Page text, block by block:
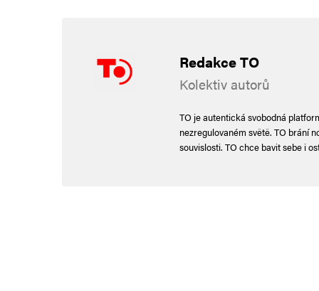
Redakce TO
Kolektiv autorů
TO je autentická svobodná
nezregulovaném světě. TO brání
souvislosti. TO chce bavit sebe i